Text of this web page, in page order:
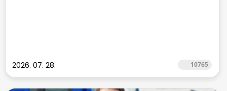
2026. 07. 28. 10765